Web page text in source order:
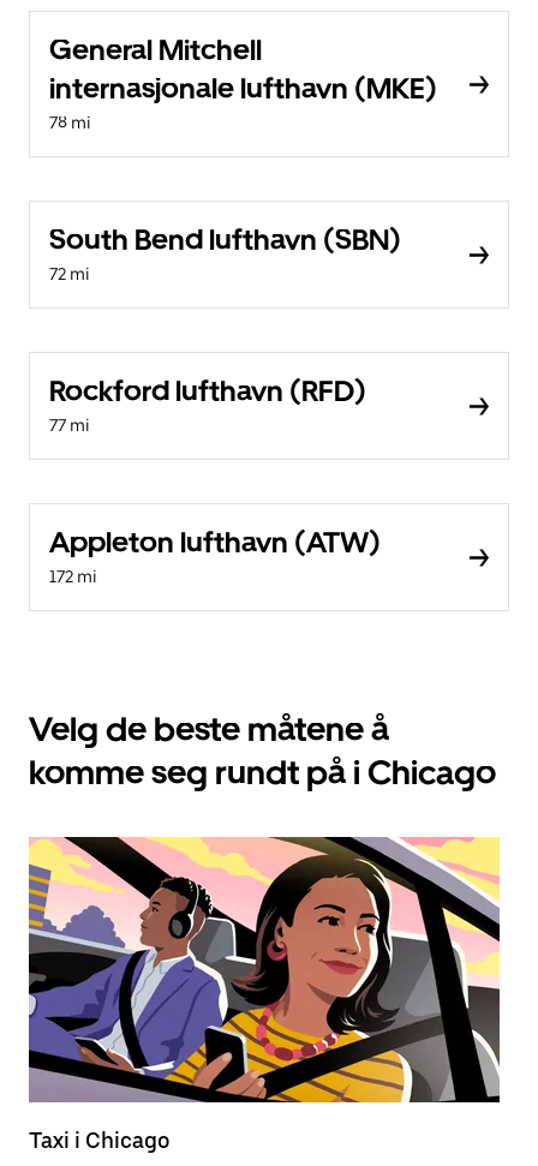
General Mitchell
internasjonale lufthavn (MKE)
78 mi
South Bend lufthavn (SBN)
72 mi
Rockford lufthavn (RFD)
77 mi
Appleton lufthavn (ATW)
172 mi
Velg de beste måtene å
komme seg rundt på i Chicago
Taxi i Chicago